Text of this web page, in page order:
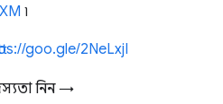
৷
goo.gle/2NeLxjI
নিন →